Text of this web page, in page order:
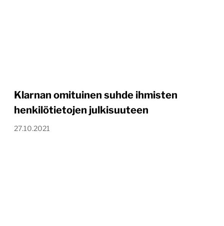
Klarnan omituinen suhde ihmisten
henkilötietojen julkisuuteen
27.10.2021